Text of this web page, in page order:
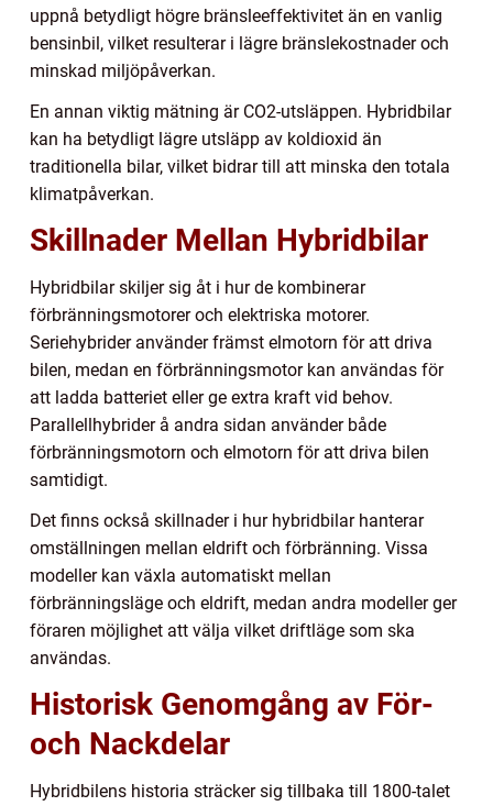
uppnå betydligt högre bränsleeffektivitet än en vanlig
bensinbil, vilket resulterar i lägre bränslekostnader och
minskad miljöpåverkan.
En annan viktig mätning är CO2-utsläppen. Hybridbilar
kan ha betydligt lägre utsläpp av koldioxid än
traditionella bilar, vilket bidrar till att minska den totala
klimatpåverkan.
Skillnader Mellan Hybridbilar
Hybridbilar skiljer sig åt i hur de kombinerar
förbränningsmotorer och elektriska motorer.
Seriehybrider använder främst elmotorn för att driva
bilen, medan en förbränningsmotor kan användas för
att ladda batteriet eller ge extra kraft vid behov.
Parallellhybrider å andra sidan använder både
förbränningsmotorn och elmotorn för att driva bilen
samtidigt.
Det finns också skillnader i hur hybridbilar hanterar
omställningen mellan eldrift och förbränning. Vissa
modeller kan växla automatiskt mellan
förbränningsläge och eldrift, medan andra modeller ger
föraren möjlighet att välja vilket driftläge som ska
användas.
Historisk Genomgång av För-
och Nackdelar
Hybridbilens historia sträcker sig tillbaka till 1800-talet